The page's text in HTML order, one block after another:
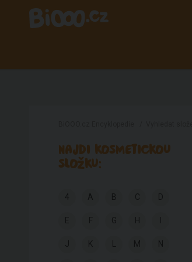
NAJDI KOSMETICKOU
SLOŽKU:
4 A B C D
E F G H
J K M N